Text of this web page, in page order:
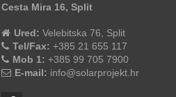
Cesta Mira 16, Split
Ured: Velebitska 76, Split
Tel/Fax: +385 21 655 117
Mob 1: +385 99 705 7900
E-mail: info@solarprojekt.hr